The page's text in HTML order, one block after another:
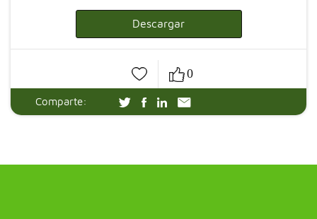
Descargar
0
Comparte: